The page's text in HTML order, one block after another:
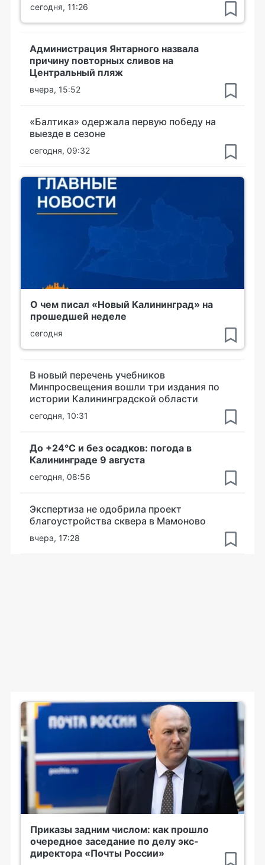
сегодня, 11:26
Администрация Янтарного назвала
причину повторных сливов на
Центральный пляж
вчера, 15:52
«Балтика» одержала первую победу на
выезде в сезоне
сегодня, 09:32
О чем писал «Новый Калининград» на
прошедшей неделе
сегодня
В новый перечень учебников
Минпросвещения вошли три издания по
истории Калининградской области
сегодня, 10:31
До +24°С и без осадков: погода в
Калининграде 9 августа
сегодня, 08:56
Экспертиза не одобрила проект
благоустройства сквера в Мамоново
вчера, 17:28
Приказы задним числом: как прошло
очередное заседание по делу экс-
директора «Почты России»